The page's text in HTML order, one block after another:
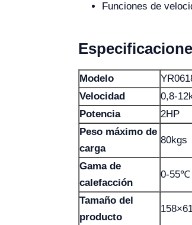
Funciones de
Modelo
Velocidad
0,8-
Potencia
2HP
Peso máximo de
carga
80kgs
Gama de
calefacción
0-55℃
Tamaño del
producto